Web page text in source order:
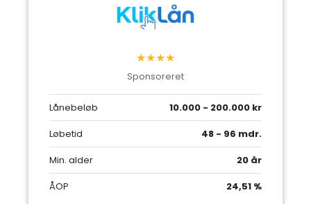
★★★★
Sponsoreret
Lånebeløb
10.000 - 200.000 kr
Løbetid
48 - 96 mdr.
Min. alder
20 år
ÅOP
24,51 %